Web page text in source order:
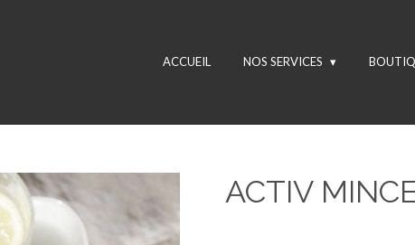
ACCUEIL NOS SERVICES
ACTIV